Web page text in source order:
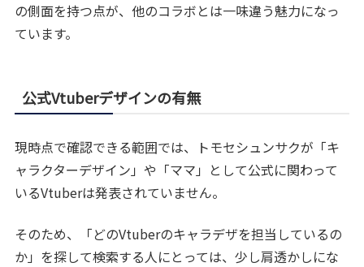
の側面を持つ点が、他のコラボとは一味違う魅力になっ
ています。
公式Vtuberデザインの有無
現時点で確認できる範囲では、トモセシュンサクが「キ
ャラクターデザイン」や「ママ」として公式に関わって
いるVtuberは発表されていません。
そのため、「どのVtuberのキャラデザを担当しているの
か」を探して検索する人にとっては、少し肩透かしにな